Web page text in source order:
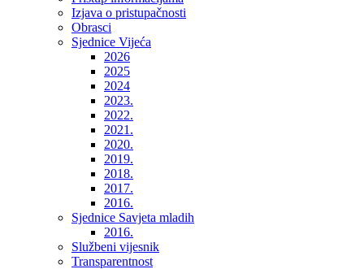
Izjava o pristupačnosti
Obrasci
Sjednice Vijeća
2026
2025
2024
2023.
2022.
2021.
2020.
2019.
2018.
2017.
2016.
Sjednice Savjeta mladih
2016.
Službeni vijesnik
Transparentnost